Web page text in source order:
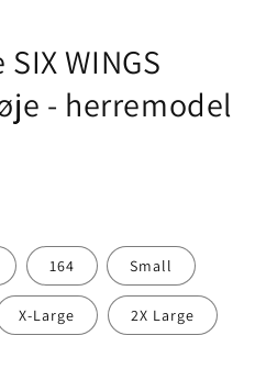
WINGS
- herremodel
164 Small
X-Large 2X Large